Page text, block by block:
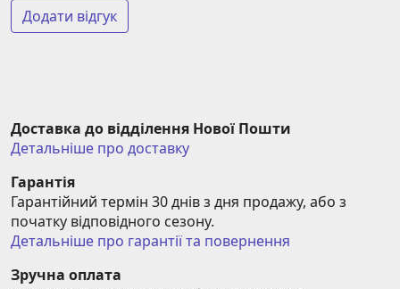
Додати відгук
Доставка до відділення Нової Пошти
Детальніше про доставку
Гарантія
Гарантійний термін 30 днів з дня продажу, або з
початку відповідного сезону.
Детальніше про гарантії та повернення
Зручна оплата